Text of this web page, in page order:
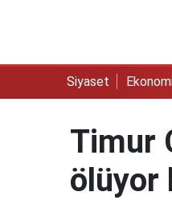
Siyaset
Timur
ölüyor